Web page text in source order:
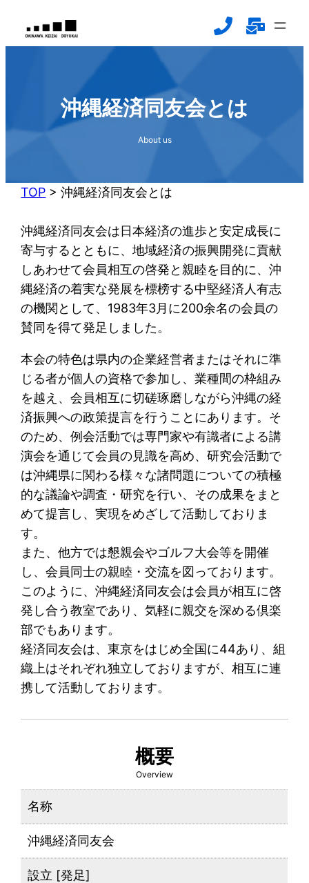
プ
沖縄経済同友会とは
About us
TOP >沖縄経済同友会とは
沖縄経済同友会は日本経済の進歩と安定成長に
寄与するとともに、地域経済の振興開発に貢献
しあわせて会員相互の啓発と親睦を目的に、沖
縄経済の着実な発展を標榜する中堅経済人有志
の機関として、1983年3月に200余名の会員の
賛同を得て発足しました。
本会の特色は県内の企業経営者またはそれに準
じる者が個人の資格で参加し、業種間の枠組み
を越え、会員相互に切磋琢磨しながら沖縄の経
済振興への政策提言を行うことにあります。そ
のため、例会活動では専門家や有識者による講
演会を通じて会員の見識を高め、研究会活動で
は沖縄県に関わる様々な諸問題についての積極
的な議論や調査・研究を行い、その成果をまと
めて提言し、実現をめざして活動しておりま
す。
また、他方では懇親会やゴルフ大会等を開催
し、会員同士の親睦・交流を図っております。
このように、沖縄経済同友会は会員が相互に啓
発し合う教室であり、気軽に親交を深める倶楽
部でもあります。
経済同友会は、東京をはじめ全国に44あり、組
織上はそれぞれ独立しておりますが、相互に連
携して活動しております。
概要
Overview
名称
沖縄経済同友会
設立 [発足]